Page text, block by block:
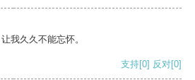
我久久不能忘怀。
支持[0] 反对[0]